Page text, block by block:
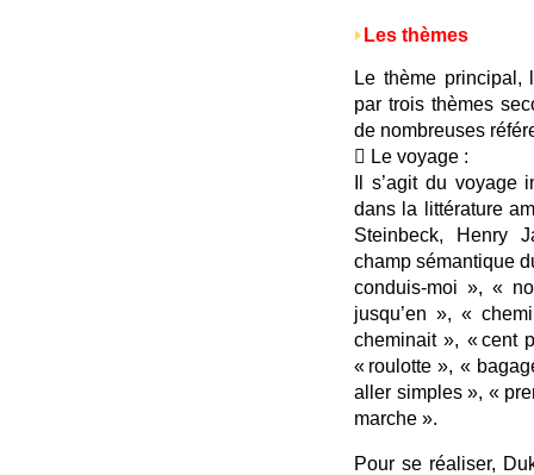
Les thèmes
Le thème principal,
par trois thèmes
de nombreuses
 Le voyage :
Il s’agit du voyage
dans la littérature
Steinbeck, Henry
champ sémantique
conduis-moi », «
jusqu’en », «
cheminait », « cent
« roulotte », «
aller simples », «
marche ».
Pour se réaliser,